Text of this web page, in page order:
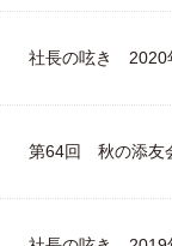
社長の呟き 2020
第64回 秋の添友